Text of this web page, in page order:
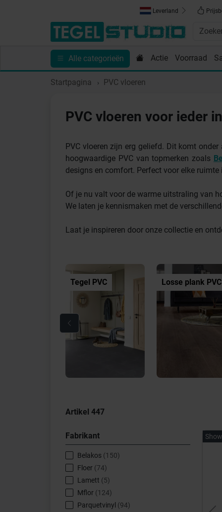
Leverland
Alle categorieën Actie Voorraad
Toebehoren Sanitair Tips en Inspiratie
Startpagina PVC vloeren
PVC vloeren voor ieder
PVC vloeren zijn erg geliefd. Dit komt
hoogwaardige PVC van topmerken zoals
designs en comfort. Perfect voor elke
Of je nu valt voor de warme uitstraling van
We laten je kennismaken met de
Laat je inspireren door onze collectie en
Tegel PVC Losse plank PVC
Artikel 447
Fabrikant
Belakos (150)
Floer (74)
Lamett (5)
Mflor (124)
Parquetvinyl (94)